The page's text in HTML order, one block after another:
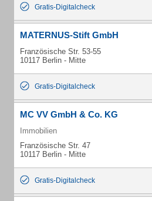
Gratis-Digitalcheck
MATERNUS-Stift GmbH
Französische Str. 53-55
10117 Berlin - Mitte
Gratis-Digitalcheck
MC VV GmbH & Co. KG
Immobilien
Französische Str. 47
10117 Berlin - Mitte
Gratis-Digitalcheck